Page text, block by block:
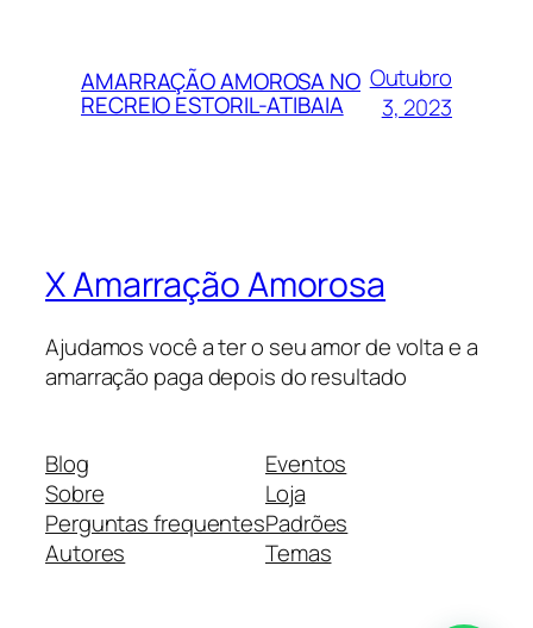
AMARRAÇÃO AMOROSA NO
RECREIO ESTORIL-ATIBAIA
Outubro
3, 2023
X Amarração Amorosa
Ajudamos você a ter o seu amor de volta e a
amarração paga depois do resultado
Blog
Sobre
Perguntas frequentes
Autores
Eventos
Loja
Padrões
Temas